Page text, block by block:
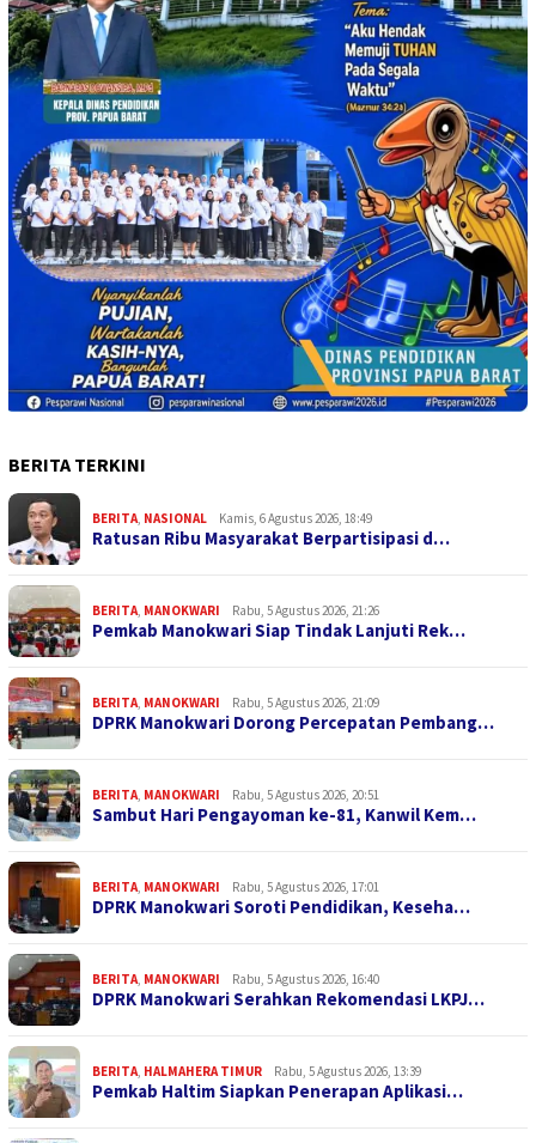
BERITA TERKINI
BERITA NASIONAL Kamis, 6 Agustus 2026, 18:49
Ratusan Ribu Masyarakat Berpartisipasi d…
BERITA MANOKWARI Rabu, 5 Agustus 2026, 21:26
Pemkab Manokwari Siap Tindak Lanjuti Rek…
BERITA MANOKWARI Rabu, 5 Agustus 2026, 21:09
DPRK Manokwari Dorong Percepatan Pembang…
BERITA MANOKWARI Rabu, 5 Agustus 2026, 20:51
Sambut Hari Pengayoman ke-81, Kanwil Kem…
BERITA MANOKWARI Rabu, 5 Agustus 2026, 17:01
DPRK Manokwari Soroti Pendidikan, Keseha…
BERITA MANOKWARI Rabu, 5 Agustus 2026, 16:40
DPRK Manokwari Serahkan Rekomendasi LKPJ…
BERITA HALMAHERA TIMUR Rabu, 5 Agustus 2026, 13:39
Pemkab Haltim Siapkan Penerapan Aplikasi…